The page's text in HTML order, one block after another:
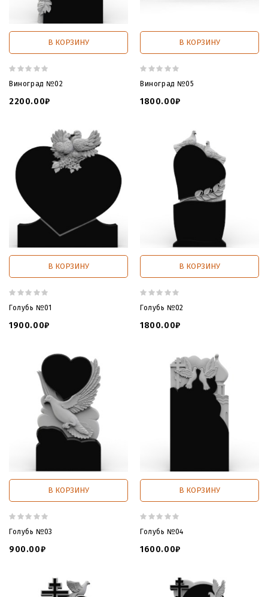
В КОРЗИНУ
Виноград №02
2200.00₽
В КОРЗИНУ
Виноград №05
1800.00₽
В КОРЗИНУ
Голубь №01
1900.00₽
В КОРЗИНУ
Голубь №02
1800.00₽
В КОРЗИНУ
Голубь №03
900.00₽
В КОРЗИНУ
Голубь №04
1600.00₽